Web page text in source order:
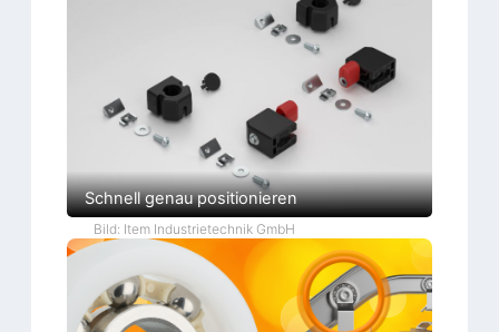
Schnell genau positionieren
Bild: Item Industrietechnik GmbH